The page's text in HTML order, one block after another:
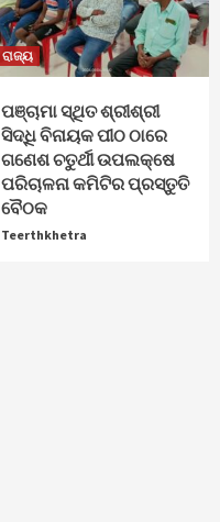
ରାଜ୍ୟ
ପଞ୍ଚାମା ସ୍ଥିତ ଶ୍ରୀଶ୍ରୀ
ସିଦ୍ଧି ବିନାୟକ ପୀଠ ଠାରେ
ଗଣେଶ ଚତୁର୍ଥୀ ଉପଲକ୍ଷେ
ପରିଚାଳନା କମିଟିର ପ୍ରସ୍ତୁତି
ବୈଠକ
Teerthkhetra